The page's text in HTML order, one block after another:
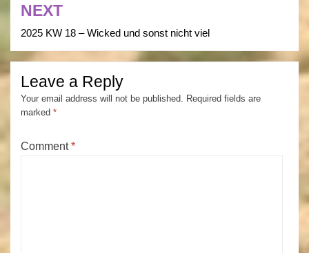
NEXT
2025 KW 18 – Wicked und sonst nicht viel
Leave a Reply
Your email address will not be published. Required fields are
marked *
Comment*